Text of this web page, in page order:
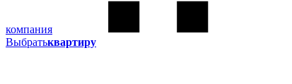
компания
Выбратьквартиру